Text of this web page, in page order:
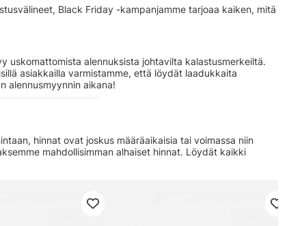
Black Friday -kampanjamme tarjoaa kaiken, mitä
uskomattomista alennuksista johtavilta kalastusmerkeiltä.
asiakkailla varmistamme, että löydät laadukkaita
alennusmyynnin aikana!
hinnat ovat joskus määräaikaisia tai voimassa niin
mahdollisimman alhaiset hinnat. Löydät kaikki